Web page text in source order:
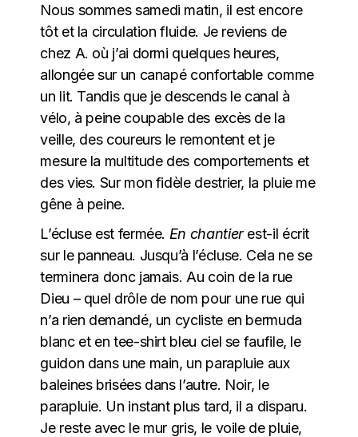
Nous sommes samedi matin, il est encore
tôt et la circulation fluide. Je reviens de
chez A. où j’ai dormi quelques heures,
allongée sur un canapé confortable comme
un lit. Tandis que je descends le canal à
vélo, à peine coupable des excès de la
veille, des coureurs le remontent et je
mesure la multitude des comportements et
des vies. Sur mon fidèle destrier, la pluie me
gêne à peine.
L’écluse est fermée. En chantierest-il écrit
sur le panneau. Jusqu’à l’écluse. Cela ne se
terminera donc jamais. Au coin de la rue
Dieu – quel drôle de nom pour une rue qui
n’a rien demandé, un cycliste en bermuda
blanc et en tee-shirt bleu ciel se faufile, le
guidon dans une main, un parapluie aux
baleines brisées dans l’autre. Noir, le
parapluie. Un instant plus tard, il a disparu.
Je reste avec le mur gris, le voile de pluie,